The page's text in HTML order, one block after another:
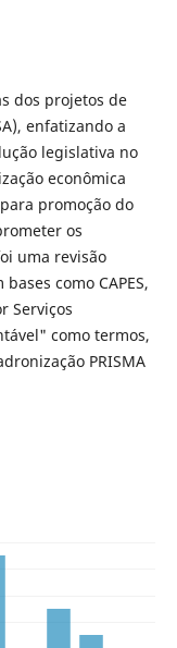
dos projetos de
enfatizando a
legislativa no
econômica
promoção do
os
uma revisão
como CAPES,
Serviços
como termos,
PRISMA